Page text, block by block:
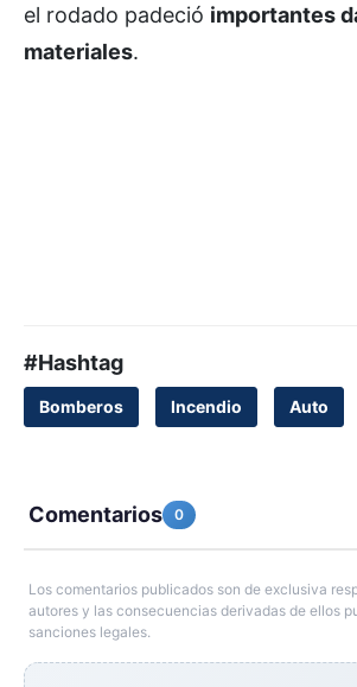
el rodado padeció importantes
materiales.
#Hashtag
Bomberos Incendio Auto
Comentarios 0
Los comentarios publicados son de exclusiva
autores y las consecuencias derivadas de ellos
sanciones legales.